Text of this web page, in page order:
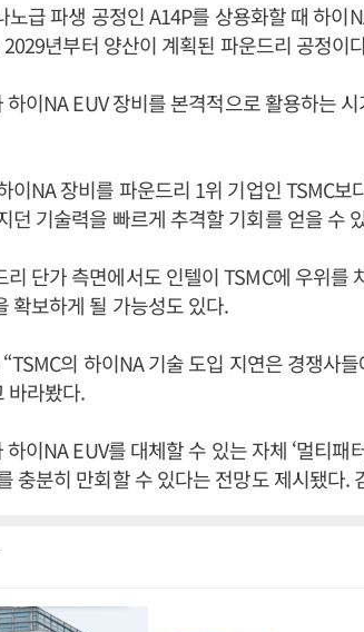
노급 파생 공정인 A14P를 상용화할 때 하이
년부터 양산이 계획된 파운드리 공정이
하이NA EUV 장비를 본격적으로 활용하는
이NA 장비를 파운드리 1위 기업인 TSMC
던 기술력을 빠르게 추격할 기회를 얻을 수
리 단가 측면에서도 인텔이 TSMC에 우위를
확보하게 될 가능성도 있다.
의 하이NA 기술 도입 지연은 경쟁사
바라봤다.
하이NA EUV를 대체할 수 있는 자체 ‘멀티패
충분히 만회할 수 있다는 전망도 제시됐다.